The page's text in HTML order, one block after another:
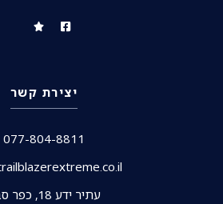
יצירת קשר
077-804-8811
עתיר ידע 18, כפר סבא